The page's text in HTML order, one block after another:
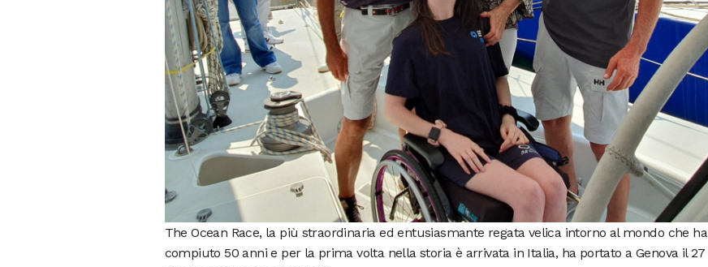
The Ocean Race, la più straordinaria ed entusiasmante regata velica intorno al mondo che ha
compiuto 50 anni e per la prima volta nella storia è arrivata in Italia, ha portato a Genova il 27